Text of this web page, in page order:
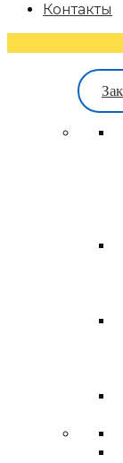
Контакты